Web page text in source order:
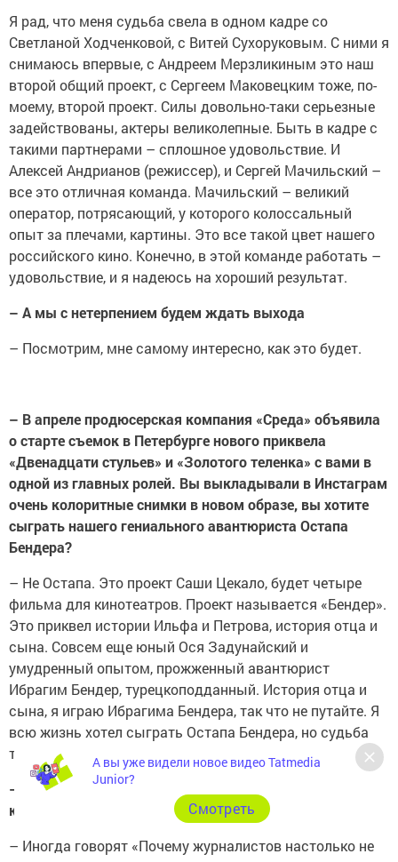
Я рад, что меня судьба свела в одном кадре со
Светланой Ходченковой, с Витей Сухоруковым. С ними я
снимаюсь впервые, с Андреем Мерзликиным это наш
второй общий проект, с Сергеем Маковецким тоже, по-
моему, второй проект. Силы довольно-таки серьезные
задействованы, актеры великолепные. Быть в кадре с
такими партнерами – сплошное удовольствие. И
Алексей Андрианов (режиссер), и Сергей Мачильский –
все это отличная команда. Мачильский – великий
оператор, потрясающий, у которого колоссальный
опыт за плечами, картины. Это все такой цвет нашего
российского кино. Конечно, в этой команде работать –
удовольствие, и я надеюсь на хороший результат.
– А мы с нетерпением будем ждать выхода
– Посмотрим, мне самому интересно, как это будет.
– В апреле продюсерская компания «Среда» объявила
о старте съемок в Петербурге нового приквела
«Двенадцати стульев» и «Золотого теленка» с вами в
одной из главных ролей. Вы выкладывали в Инстаграм
очень колоритные снимки в новом образе, вы хотите
сыграть нашего гениального авантюриста Остапа
Бендера?
– Не Остапа. Это проект Саши Цекало, будет четыре
фильма для кинотеатров. Проект называется «Бендер».
Это приквел истории Ильфа и Петрова, история отца и
сына. Совсем еще юный Ося Задунайский и
умудренный опытом, прожженный авантюрист
Ибрагим Бендер, турецкоподданный. История отца и
сына, я играю Ибрагима Бендера, так что не путайте. Я
всю жизнь хотел сыграть Остапа Бендера, но судьба
так распорядилась, что мне досталась роль папы.
– Что дальше, какие роли еще впереди? Откройте
какой-нибудь секрет, Сергей.
– Иногда говорят «Почему журналистов настолько не
А вы уже видели новое видео Tatmedia
Junior?
Cмотреть